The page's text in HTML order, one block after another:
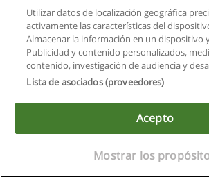
Privacidad de datos
Contactar con Educaedu
Copyright © Educaedu Business S.L. - CIF :
Utilizar datos de localización geográfica
activamente las características del
Almacenar la información en un dispositivo
Publicidad y contenido personalizados,
contenido, investigación de audiencia y
Lista de asociados (proveedores)
Acepto
Mostrar los